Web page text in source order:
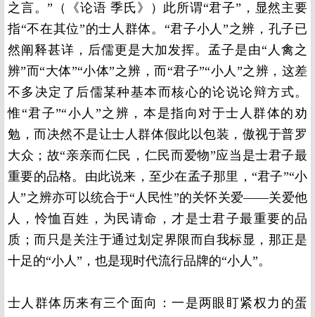
之言。”（《论语 季氏》）此所谓“君子”，显然主要
指“不在其位”的士人群体。“君子小人”之辨，孔子已
然阐释甚详，后儒更是大加发挥。孟子是由“人禽之
辨”而“大体”“小体”之辨，而“君子”“小人”之辨，这差
不多决定了后儒某种基本而核心的论说论辩方式。
惟“君子”“小人”之辨，本是指向对于士人群体的劝
勉，而决然不是让士人群体假此以包装，傲视于普罗
大众；故“亲亲而仁民，仁民而爱物”应当是士君子最
重要的品格。由此说来，至少在孟子那里，“君子”“小
人”之辨亦可以统合于“人民性”的关怀关爱——关爱他
人，怜恤百姓，为民请命，才是士君子最重要的品
质；而只是关注于通过划定界限而自我标显，那正是
十足的“小人”，也是现时代流行品牌的“小人”。
士人群体历来有三个面向：一是两眼盯紧权力的蛋